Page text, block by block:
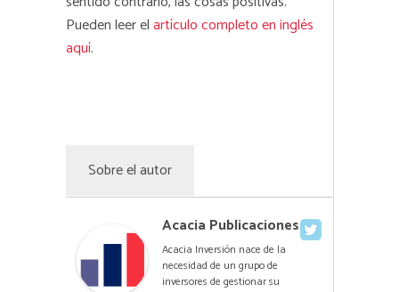
Pueden leer elartículo completo en inglés
aquí.
Sobre el autor
Acacia Publicaciones
Acacia Inversión nace de la
necesidad de un grupo de
inversores de gestionar su